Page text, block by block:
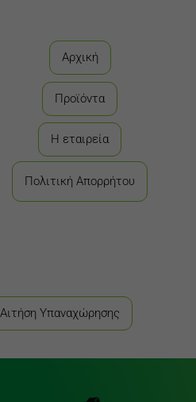
Αρχική
Προϊόντα
Η εταιρεία
Πολιτική Απορρήτου
Αιτήση Υπαναχώρησης